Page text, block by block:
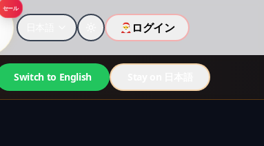
セール
🎅 ログイン
Switch to English